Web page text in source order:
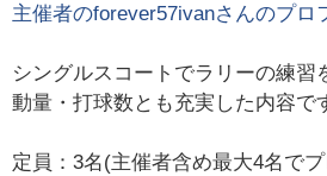
主催者のforever57ivanさんのプロ
シングルスコートでラリーの練習
動量・打球数とも充実した内容で
定員：3名(主催者含め最大4名で